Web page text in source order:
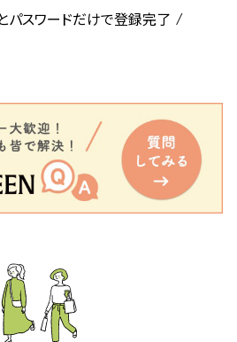
パスワードだけで登録完了